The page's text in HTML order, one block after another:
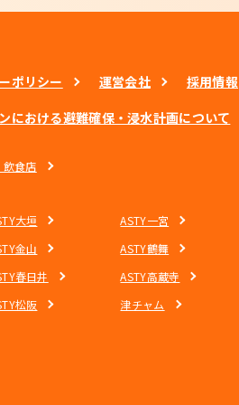
ポリシー 運営会社
採用情報
における避難確保・浸水計画について
飲食店
大垣 ASTY一宮
金山 ASTY鶴舞
春日井 ASTY高蔵寺
松阪 津チャム